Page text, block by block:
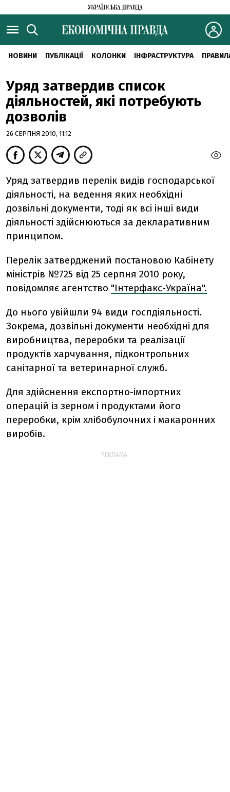
НОВИНИ ПУБЛІКАЦІЇ КОЛОНКИ ІНФРАСТРУКТУРА
Уряд затвердив список
діяльностей, які потребують
дозволів
26 СЕРПНЯ 2010, 11:12
Уряд затвердив перелік видів господарської
діяльності, на ведення яких необхідні
дозвільні документи, тоді як всі інші види
діяльності здійснюються за декларативним
принципом.
Перелік затверджений постановою Кабінету
міністрів №725 від 25 серпня 2010 року,
повідомляє агентство "Інтерфакс-Україна".
До нього увійшли 94 види госпдіяльності.
Зокрема, дозвільні документи необхідні для
виробництва, переробки та реалізації
продуктів харчування, підконтрольних
санітарної та ветеринарної служб.
Для здійснення експортно-імпортних
операцій із зерном і продуктами його
переробки, крім хлібобулочних і макаронних
виробів.
РЕКЛАМА: